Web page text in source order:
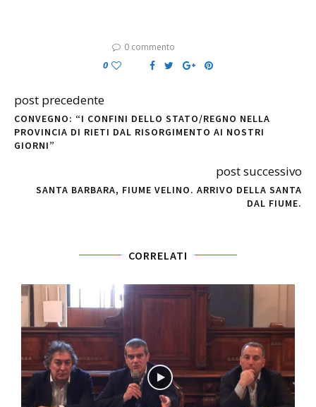
0 commento
0
post precedente
CONVEGNO: “I CONFINI DELLO STATO/REGNO NELLA
PROVINCIA DI RIETI DAL RISORGIMENTO AI NOSTRI
GIORNI”
post successivo
SANTA BARBARA, FIUME VELINO. ARRIVO DELLA SANTA
DAL FIUME.
CORRELATI